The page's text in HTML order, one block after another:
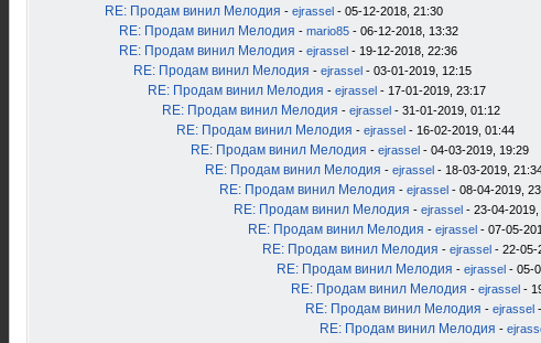
RE: Продам винил Мелодия - ejrassel - 05-12-2018, 21:30
RE: Продам винил Мелодия - mario85 - 06-12-2018, 13:32
RE: Продам винил Мелодия - ejrassel - 19-12-2018, 22:36
RE: Продам винил Мелодия - ejrassel - 03-01-2019, 12:15
RE: Продам винил Мелодия - ejrassel - 17-01-2019, 23:17
RE: Продам винил Мелодия - ejrassel - 31-01-2019, 01:12
RE: Продам винил Мелодия - ejrassel - 16-02-2019, 01:44
RE: Продам винил Мелодия - ejrassel - 04-03-2019, 19:29
RE: Продам винил Мелодия - ejrassel - 18-03-2019,
RE: Продам винил Мелодия - ejrassel - 08-04-2019,
RE: Продам винил Мелодия - ejrassel - 23-04-2019,
RE: Продам винил Мелодия - ejrassel - 07-05-
RE: Продам винил Мелодия - ejrassel - 22-05-
RE: Продам винил Мелодия - ejrassel - 05-
RE: Продам винил Мелодия - ejrassel -
RE: Продам винил Мелодия - ejrassel
RE: Продам винил Мелодия -